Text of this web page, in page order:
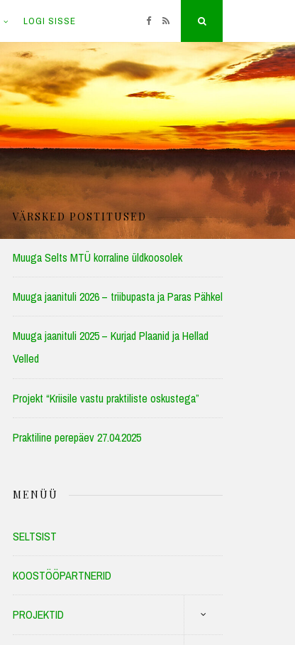
LOGI SISSE Facebook
RSS
VÄRSKED POSTITUSED
Muuga Selts MTÜ korraline üldkoosolek
Muuga jaanituli 2026 – triibupasta ja Paras Pähkel
Muuga jaanituli 2025 – Kurjad Plaanid ja Hellad
Velled
Projekt “Kriisile vastu praktiliste oskustega”
Praktiline perepäev 27.04.2025
MENÜÜ
SELTSIST
KOOSTÖÖPARTNERID
PROJEKTID